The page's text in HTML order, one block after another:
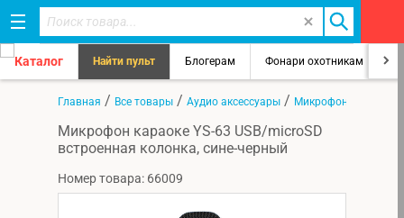
Каталог Найти пульт Блогерам Фонари охотникам
Главная / Все товары / Аудио аксессуары / Микрофоны
Микрофон караоке YS-63 USB/microSD
встроенная колонка, сине-черный
Номер товара: 66009